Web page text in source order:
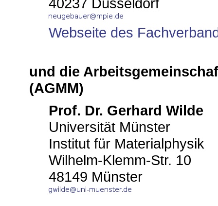
Webseite des
und die
(AGMM)
Prof. Dr. Gerhard Wilde
Universität Münster
Institut für Materialphysik
Wilhelm-Klemm-Str. 10
48149 Münster